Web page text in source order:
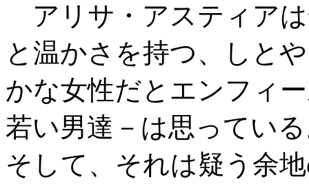
アリサ・アスティア
と温かさを持つ、しとや
かな女性だとエンフィ
若い男達－は思ってい
そして、それは疑う余